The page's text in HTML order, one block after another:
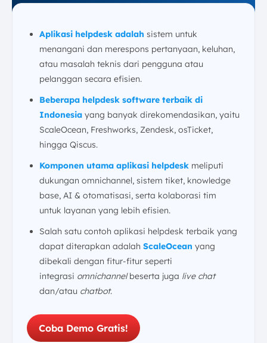
Aplikasi helpdesk adalah sistem untuk
menangani dan merespons pertanyaan, keluhan,
atau masalah teknis dari pengguna atau
pelanggan secara efisien.
Beberapa helpdesk software terbaik di
Indonesia yang banyak direkomendasikan, yaitu
ScaleOcean, Freshworks, Zendesk, osTicket,
hingga Qiscus.
Komponen utama aplikasi helpdesk meliputi
dukungan omnichannel, sistem tiket, knowledge
base, AI & otomatisasi, serta kolaborasi tim
untuk layanan yang lebih efisien.
Salah satu contoh aplikasi helpdesk terbaik yang
dapat diterapkan adalah ScaleOcean yang
dibekali dengan fitur-fitur seperti
integrasi omnichannelbeserta juga live chat
dan/atau chatbot.
Coba Demo Gratis!